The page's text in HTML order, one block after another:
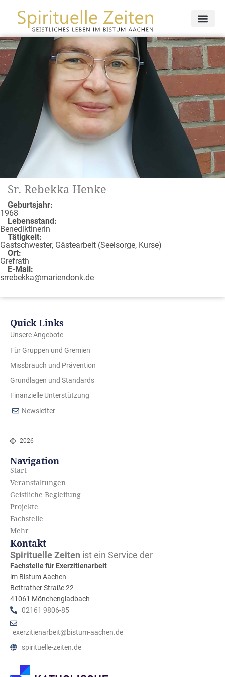
Ich möchte mein Gegenüber begleiten: auf der lebenslangen
Suche nach Gott (Benediktsregel: Der Gottsuche nichts
vorziehen.). Auf ihrem/seinem Weg mit Jesus Christus.
Sr. Rebekka Henke
Geburtsjahr:
1968
Lebensstand:
Benediktinerin
Tätigkeit:
Gastschwester, Gästearbeit (Seelsorge, Kurse)
Ort:
Grefrath
E-Mail:
srrebekka@mariendonk.de
Quick Links
Unsere Angebote
Für Gruppen und Gremien
Missbrauch und Prävention
Grundlagen und Standards
Finanzielle Unterstützung
Newsletter
2026
Navigation
Start
Veranstaltungen
Geistliche Begleitung
Projekte
Fachstelle
Mehr
Kontakt
Spirituelle Zeiten ist ein Service der
Fachstelle für Exerzitienarbeit
im Bistum Aachen
Bettrather Straße 22
41061 Mönchengladbach
02161 9806-85
exerzitienarbeit@bistum-aachen.de
spirituelle-zeiten.de